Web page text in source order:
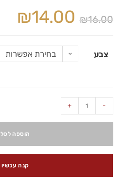
₪16.00
₪14.00
צבע בחירת אפשרות
-
+
הוספה לסל
קנה עכשיו